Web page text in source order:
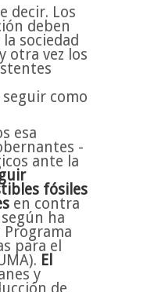
decir. Los
deben
sociedad
otra vez los
como
esa
-
ante la
fósiles
en contra
ha
para el
El
y
de